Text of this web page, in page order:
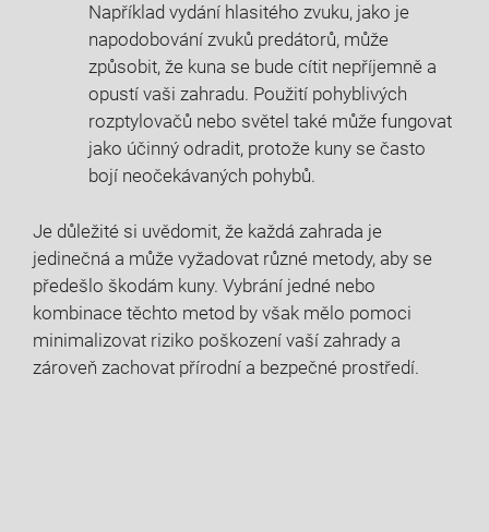
Například vydání hlasitého zvuku, jako je
napodobování zvuků predátorů, může
způsobit, že kuna se bude cítit nepříjemně a
opustí vaši zahradu. Použití pohyblivých
rozptylovačů nebo světel také může fungovat
jako účinný odradit, protože kuny se často
bojí neočekávaných pohybů.
Je důležité si uvědomit, že každá zahrada je
jedinečná a může vyžadovat různé metody, aby se
předešlo škodám kuny. Vybrání jedné nebo
kombinace těchto metod by však mělo pomoci
minimalizovat riziko poškození vaší zahrady a
zároveň zachovat přírodní a bezpečné prostředí.